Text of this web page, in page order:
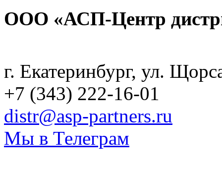
ООО «АСП-Центр
г. Екатеринбург, ул.
+7 (343) 222-16-01
distr@asp-partners.ru
Мы в Телеграм